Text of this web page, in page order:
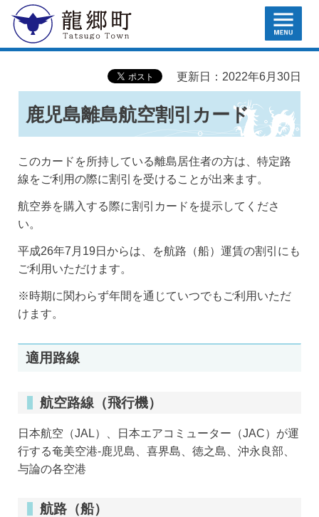
龍郷町 MENU
更新日：2022年6月30日
鹿児島離島航空割引カード
このカードを所持している離島居住者の方は、特定路
線をご利用の際に割引を受けることが出来ます。
航空券を購入する際に割引カードを提示してくださ
い。
平成26年7月19日からは、を航路（船）運賃の割引にも
ご利用いただけます。
※時期に関わらず年間を通じていつでもご利用いただ
けます。
適用路線
航空路線（飛行機）
日本航空（JAL）、日本エアコミューター（JAC）が運
行する奄美空港-鹿児島、喜界島、徳之島、沖永良部、
与論の各空港
航路（船）